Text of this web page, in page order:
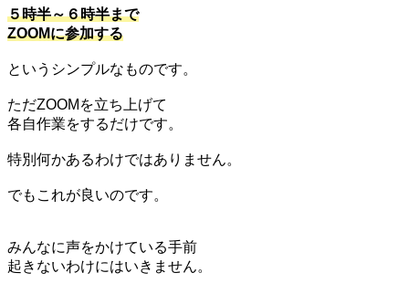
５時半～６時半まで
ZOOMに参加する
というシンプルなものです。
ただZOOMを立ち上げて
各自作業をするだけです。
特別何かあるわけではありません。
でもこれが良いのです。
みんなに声をかけている手前
起きないわけにはいきません。